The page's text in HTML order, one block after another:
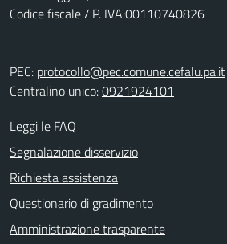
Codice fiscale / P. IVA:00110740826
PEC: protocollo@pec.comune.cefalu.pa.it
Centralino unico:0921924101
Leggi le FAQ
Segnalazione disservizio
Richiesta assistenza
Questionario di gradimento
Amministrazione trasparente